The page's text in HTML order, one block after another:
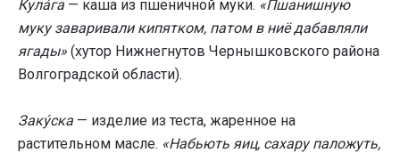
Кула́га — каша из пшеничной муки. «Пшанишную
муку заваривали кипятком, патом в ниё дабавляли
ягады» (хутор Нижнегнутов Чернышковского района
Волгоградской области).
Заку́ска — изделие из теста, жаренное на
растительном масле. «Набьють яиц, сахару паложуть,